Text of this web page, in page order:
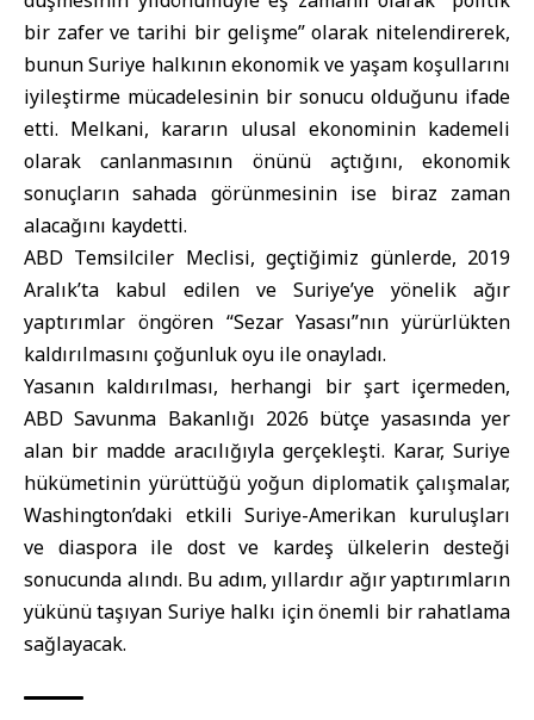
bir zafer ve tarihi bir gelişme” olarak nitelendirerek,
bunun Suriye halkının ekonomik ve yaşam koşullarını
iyileştirme mücadelesinin bir sonucu olduğunu ifade
etti. Melkani, kararın ulusal ekonominin kademeli
olarak canlanmasının önünü açtığını, ekonomik
sonuçların sahada görünmesinin ise biraz zaman
alacağını kaydetti.
ABD Temsilciler Meclisi, geçtiğimiz günlerde, 2019
Aralık’ta kabul edilen ve Suriye’ye yönelik ağır
yaptırımlar öngören “Sezar Yasası”nın yürürlükten
kaldırılmasını çoğunluk oyu ile onayladı.
Yasanın kaldırılması, herhangi bir şart içermeden,
ABD Savunma Bakanlığı 2026 bütçe yasasında yer
alan bir madde aracılığıyla gerçekleşti. Karar, Suriye
hükümetinin yürüttüğü yoğun diplomatik çalışmalar,
Washington’daki etkili Suriye-Amerikan kuruluşları
ve diaspora ile dost ve kardeş ülkelerin desteği
sonucunda alındı. Bu adım, yıllardır ağır yaptırımların
yükünü taşıyan Suriye halkı için önemli bir rahatlama
sağlayacak.